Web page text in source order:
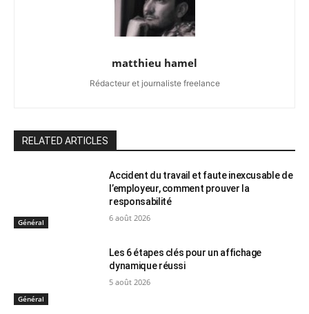
matthieu hamel
Rédacteur et journaliste freelance
RELATED ARTICLES
Général
Accident du travail et faute inexcusable de
l’employeur, comment prouver la
responsabilité
6 août 2026
Général
Les 6 étapes clés pour un affichage
dynamique réussi
5 août 2026